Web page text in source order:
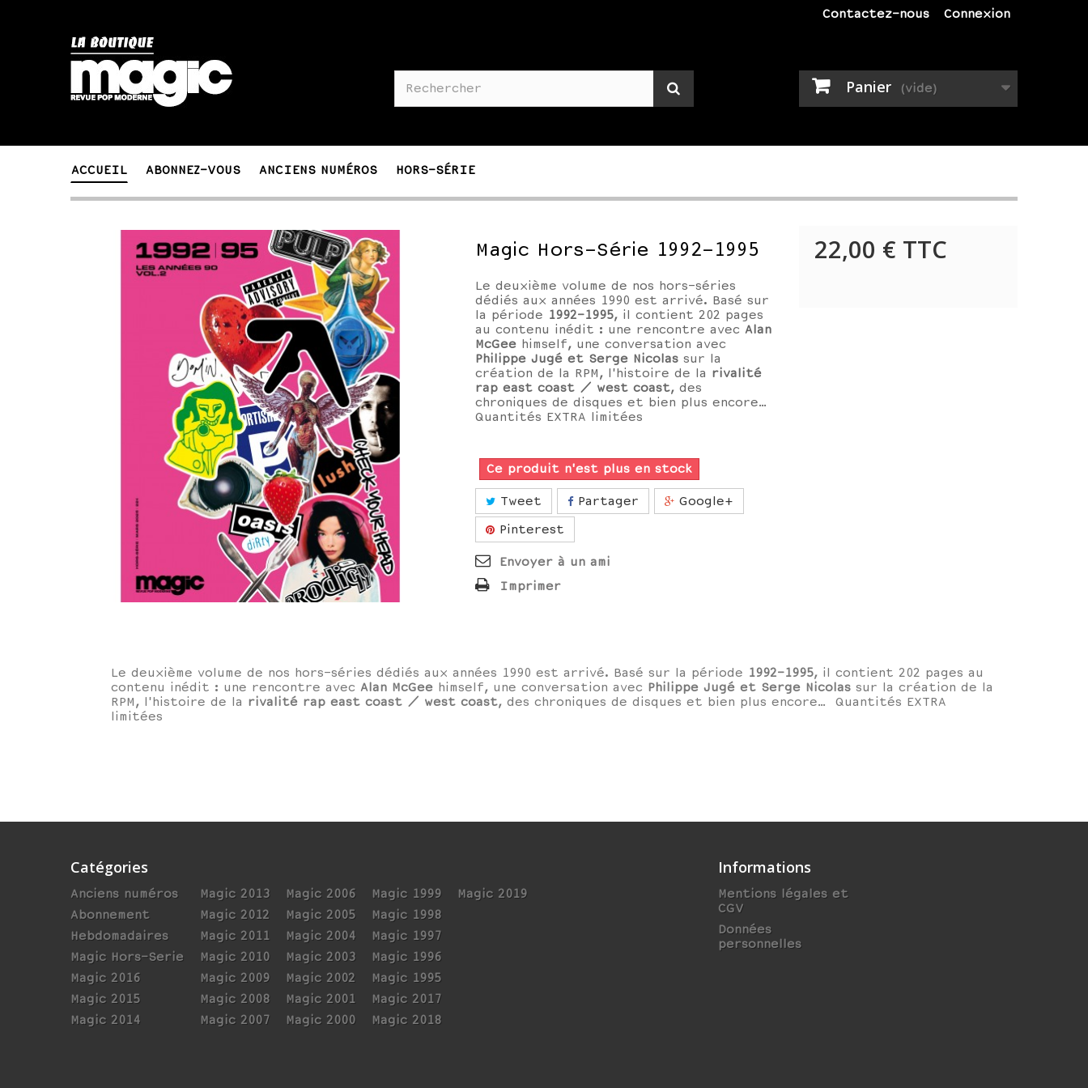
Connexion
Contactez-nous
Panier (vide)
ACCUEIL ABONNEZ-VOUS ANCIENS NUMÉROS HORS-SÉRIE
Magic Hors-Série 1992-1995
Le deuxième volume de nos hors-séries
dédiés aux années 1990 est arrivé. Basé sur
la période 1992-1995, il contient 202 pages
au contenu inédit : une rencontre avec Alan
McGee himself, une conversation avec
Philippe Jugé et Serge Nicolas sur la
création de la RPM, l'histoire de la rivalité
rap east coast / west coast, des
chroniques de disques et bien plus encore…
Quantités EXTRA limitées
Ce produit n'est plus en stock
Tweet Partager
Google+
Pinterest
Envoyer à un ami
Imprimer
22,00 € TTC
Le deuxième volume de nos hors-séries dédiés aux années 1990 est arrivé. Basé sur la période 1992-1995, il contient 202 pages au
contenu inédit : une rencontre avec Alan McGee himself, une conversation avec Philippe Jugé et Serge Nicolas sur la création de la
RPM, l'histoire de la rivalité rap east coast / west coast, des chroniques de disques et bien plus encore… Quantités EXTRA
limitées
Catégories
Anciens numéros
Abonnement
Hebdomadaires
Magic Hors-Serie
Magic 2016
Magic 2015
Magic 2014
Magic 2013
Magic 2012
Magic 2011
Magic 2010
Magic 2009
Magic 2008
Magic 2007
Magic 2006
Magic 2005
Magic 2004
Magic 2003
Magic 2002
Magic 2001
Magic 2000
Magic 1999
Magic 1998
Magic 1997
Magic 1996
Magic 1995
Magic 2017
Magic 2018
Magic 2019
Informations
Mentions légales et
CGV
Données
personnelles